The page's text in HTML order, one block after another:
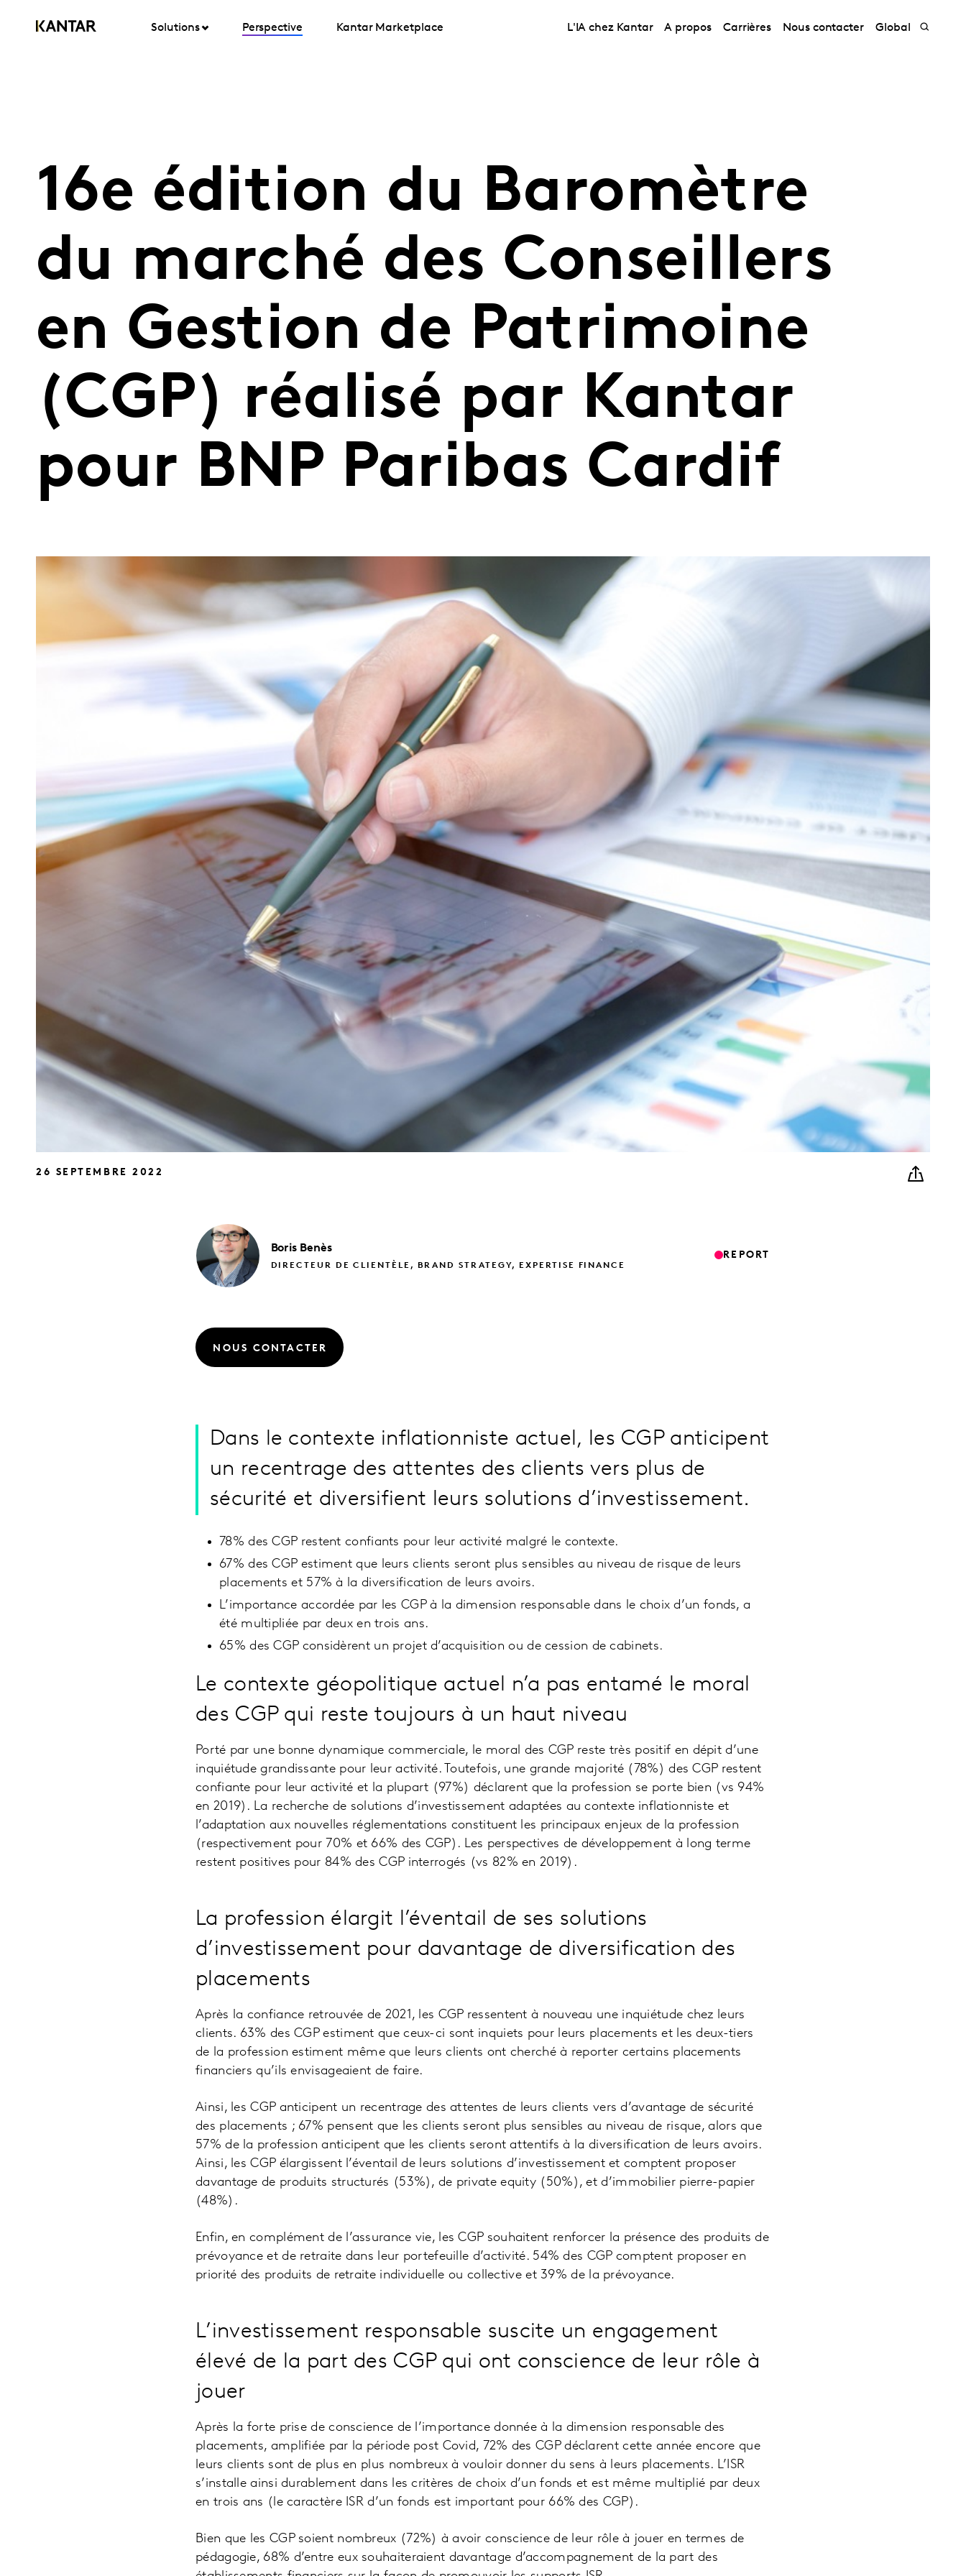
Solutions Perspective Kantar Marketplace L'IA chez Kantar A propos Carrières Nous contacter Global
16e édition du Baromètre
du marché des Conseillers
en Gestion de Patrimoine
(CGP) réalisé par Kantar
pour BNP Paribas Cardif
26 SEPTEMBRE 2022
Boris Benès
DIRECTEUR DE CLIENTÈLE, BRAND STRATEGY, EXPERTISE FINANCE
REPORT
NOUS CONTACTER
Dans le contexte inflationniste actuel, les CGP anticipent
un recentrage des attentes des clients vers plus de
sécurité et diversifient leurs solutions d’investissement.
78% des CGP restent confiants pour leur activité malgré le contexte.
67% des CGP estiment que leurs clients seront plus sensibles au niveau de risque de leurs
placements et 57% à la diversification de leurs avoirs.
L’importance accordée par les CGP à la dimension responsable dans le choix d’un fonds, a
été multipliée par deux en trois ans.
65% des CGP considèrent un projet d’acquisition ou de cession de cabinets.
Le contexte géopolitique actuel n’a pas entamé le moral
des CGP qui reste toujours à un haut niveau
Porté par une bonne dynamique commerciale, le moral des CGP reste très positif en dépit d’une
inquiétude grandissante pour leur activité. Toutefois, une grande majorité (78%) des CGP restent
confiante pour leur activité et la plupart (97%) déclarent que la profession se porte bien (vs 94%
en 2019). La recherche de solutions d’investissement adaptées au contexte inflationniste et
l’adaptation aux nouvelles réglementations constituent les principaux enjeux de la profession
(respectivement pour 70% et 66% des CGP). Les perspectives de développement à long terme
restent positives pour 84% des CGP interrogés (vs 82% en 2019).
La profession élargit l’éventail de ses solutions
d’investissement pour davantage de diversification des
placements
Après la confiance retrouvée de 2021, les CGP ressentent à nouveau une inquiétude chez leurs
clients. 63% des CGP estiment que ceux-ci sont inquiets pour leurs placements et les deux-tiers
de la profession estiment même que leurs clients ont cherché à reporter certains placements
financiers qu’ils envisageaient de faire.
Ainsi, les CGP anticipent un recentrage des attentes de leurs clients vers d’avantage de sécurité
des placements ; 67% pensent que les clients seront plus sensibles au niveau de risque, alors que
57% de la profession anticipent que les clients seront attentifs à la diversification de leurs avoirs.
Ainsi, les CGP élargissent l’éventail de leurs solutions d’investissement et comptent proposer
davantage de produits structurés (53%), de private equity (50%), et d’immobilier pierre-papier
(48%).
Enfin, en complément de l’assurance vie, les CGP souhaitent renforcer la présence des produits de
prévoyance et de retraite dans leur portefeuille d’activité. 54% des CGP comptent proposer en
priorité des produits de retraite individuelle ou collective et 39% de la prévoyance.
L’investissement responsable suscite un engagement
élevé de la part des CGP qui ont conscience de leur rôle à
jouer
Après la forte prise de conscience de l’importance donnée à la dimension responsable des
placements, amplifiée par la période post Covid, 72% des CGP déclarent cette année encore que
leurs clients sont de plus en plus nombreux à vouloir donner du sens à leurs placements. L’ISR
s’installe ainsi durablement dans les critères de choix d’un fonds et est même multiplié par deux
en trois ans (le caractère ISR d’un fonds est important pour 66% des CGP).
Bien que les CGP soient nombreux (72%) à avoir conscience de leur rôle à jouer en termes de
pédagogie, 68% d’entre eux souhaiteraient davantage d’accompagnement de la part des